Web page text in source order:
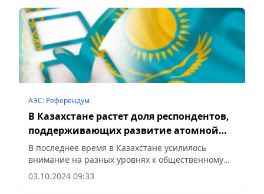
АЭС: Референдум
В Казахстане растет доля респондентов,
поддерживающих развитие атомной
энергетики – политолог
В последнее время в Казахстане усилилось
внимание на разных уровнях к общественному
мнению. Особый интерес представляет изучение
общественного мнения по вопросу строительства
03.10.2024 09:33